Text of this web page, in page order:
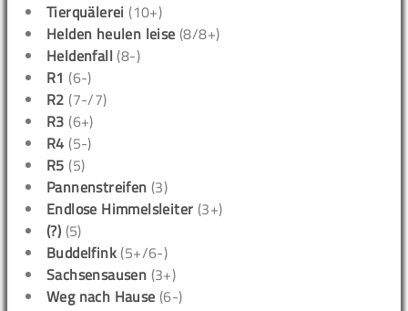
Tierquälerei (10+)
Helden heulen leise (8/8+)
Heldenfall (8-)
R1 (6-)
R2 (7-/7)
R3 (6+)
R4 (5-)
R5 (5)
Pannenstreifen (3)
Endlose Himmelsleiter (3+)
(?) (5)
Buddelfink (5+/6-)
Sachsensausen (3+)
Weg nach Hause (6-)